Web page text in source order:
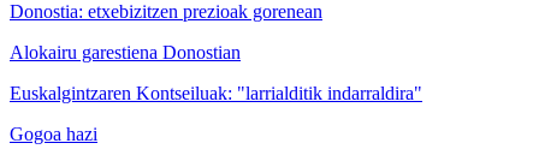
Donostia: etxebizitzen prezioak gorenean
Alokairu garestiena Donostian
Euskalgintzaren Kontseiluak: "larrialditik indarraldira"
Gogoa hazi